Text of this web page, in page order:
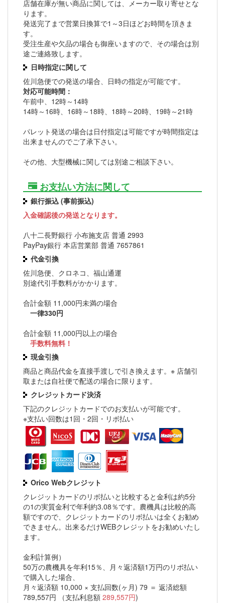
店舗在庫が無い商品に関しては、メーカー取り寄せとな
ります。
発送完了まで営業日換算で1～3日ほどお時間を頂きま
す。
受注生産や欠品の場合も御座いますので、その場合は別
途ご連絡致します。
日時指定に関して
佐川急便での発送の場合、日時の指定が可能です。
対応可能時間：
午前中、12時～14時
14時～16時、16時～18時、18時～20時、19時～21時
パレット発送の場合は日付指定は可能ですが時間指定は
出来ませんのでご了承下さい。
その他、大型機械に関しては別途ご相談下さい。
お支払い方法に関して
銀行振込 (事前振込)
入金確認後の発送となります。
八十二長野銀行 小布施支店 普通 2993
PayPay銀行 本店営業部 普通 7657861
代金引換
佐川急便、クロネコ、福山通運
別途代引手数料がかかります。
合計金額 11,000円未満の場合
一律330円
合計金額 11,000円以上の場合
手数料無料！
現金引換
商品と商品代金を直接手渡しで引き換えます。※ 店舗引
取または自社便で配送の場合に限ります。
クレジットカード決済
下記のクレジットカードでのお支払いが可能です。
※支払い回数は1回・2回・リボ払い
Orico Webクレジット
クレジットカードのリボ払いと比較すると金利は約5分
の1の実質金利で年利約3.08％です。農機具は比較的高
額ですので、クレジットカードのリボ払いは全くお勧め
できません。出来るだけWEBクレジットをお勧めいたし
ます。
金利計算例）
50万の農機具を年利15％、月々返済額1万円のリボ払い
で購入した場合、
月々返済額 10,000 × 支払回数(ヶ月) 79 ＝ 返済総額
789,557円 （支払利息額 289,557円)